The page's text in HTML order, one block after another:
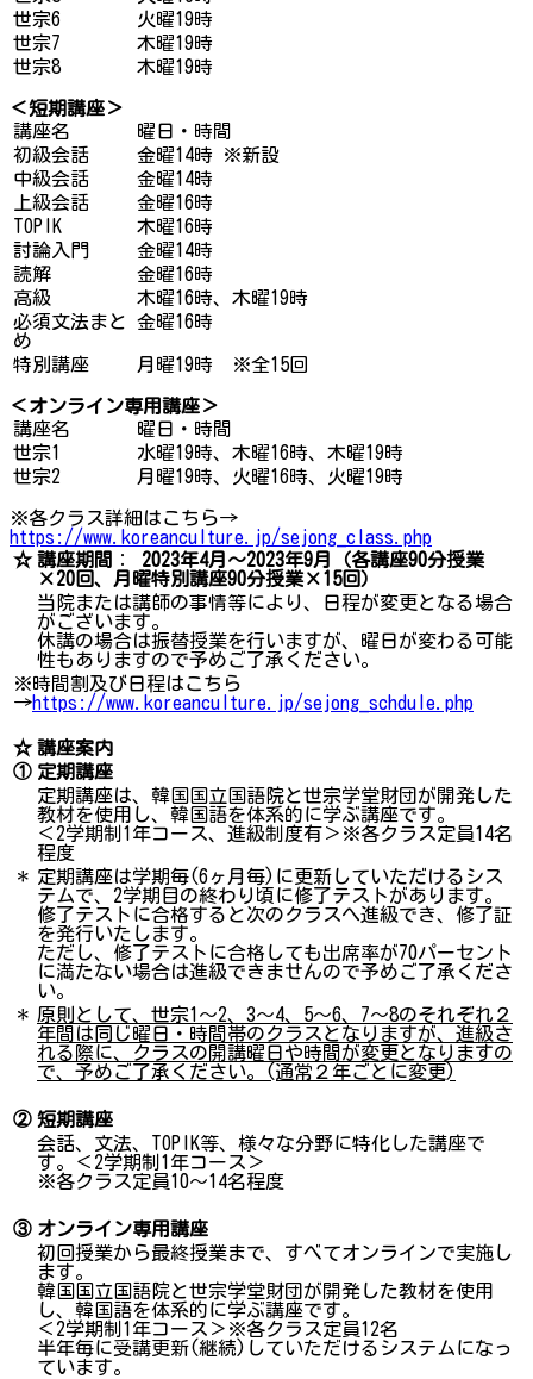
世宗6
火曜19時
世宗7
木曜19時
世宗8
木曜19時
＜短期講座＞
講座名
曜日・時間
初級会話
金曜14時 ※新設
中級会話
金曜14時
上級会話
金曜16時
TOPIK
木曜16時
討論入門
金曜14時
読解
金曜16時
高級
木曜16時、木曜19時
必須文法まと
め
金曜16時
特別講座 月曜19時 ※全15回
＜オンライン専用講座＞
講座名
曜日・時間
世宗1
水曜19時、木曜16時、木曜19時
世宗2
月曜19時、火曜16時、火曜19時
※各クラス詳細はこちら→
https://www.koreanculture.jp/sejong_class.php
☆ 講座期間 ： 2023年4月～2023年9月（各講座90分授業
×20回、月曜特別講座90分授業×15回）
当院または講師の事情等により、日程が変更となる場合
がございます。
休講の場合は振替授業を行いますが、曜日が変わる可能
性もありますので予めご了承ください。
※時間割及び日程はこちら
→https://www.koreanculture.jp/sejong_schdule.php
☆ 講座案内
① 定期講座
定期講座は、韓国国立国語院と世宗学堂財団が開発した
教材を使用し、韓国語を体系的に学ぶ講座です。
＜2学期制1年コース、進級制度有＞※各クラス定員14名
程度
＊ 定期講座は学期毎(6ヶ月毎)に更新していただけるシス
テムで、2学期目の終わり頃に修了テストがあります。
修了テストに合格すると次のクラスへ進級でき、修了証
を発行いたします。
ただし、修了テストに合格しても出席率が70パーセント
に満たない場合は進級できませんので予めご了承くださ
い。
＊ 原則として、世宗1～2、3～4、5～6、7～8のそれぞれ２
年間は同じ曜日・時間帯のクラスとなりますが、進級さ
れる際に、クラスの開講曜日や時間が変更となりますの
で、予めご了承ください。(通常２年ごとに変更)
② 短期講座
会話、文法、TOPIK等、様々な分野に特化した講座で
す。＜2学期制1年コース＞
※各クラス定員10～14名程度
③ オンライン専用講座
初回授業から最終授業まで、すべてオンラインで実施し
ます。
韓国国立国語院と世宗学堂財団が開発した教材を使用
し、韓国語を体系的に学ぶ講座です。
＜2学期制1年コース＞※各クラス定員12名
半年毎に受講更新(継続)していただけるシステムになっ
ています。